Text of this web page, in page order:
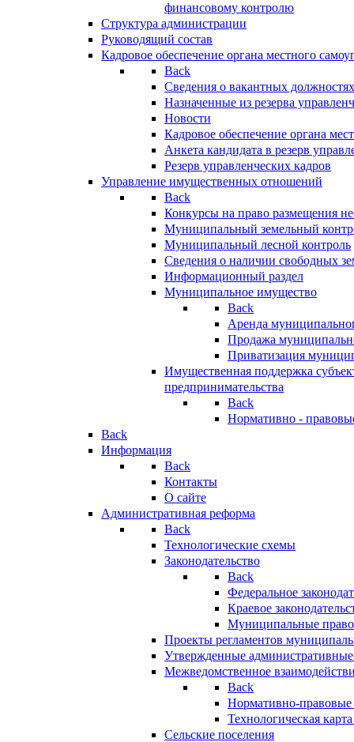
финансовому контролю
Структура администрации
Руководящий состав
Кадровое обеспечение органа местного
Back
Сведения о вакантных
Назначенные из резерва
Новости
Кадровое обеспечение органа
Анкета кандидата в резерв
Резерв управленческих кадров
Управление имущественных отношений
Back
Конкурсы на право размещения
Муниципальный земельный
Муниципальный лесной контроль
Сведения о наличии свободных
Информационный раздел
Муниципальное имущество
Back
Аренда
Продажа
Приватизация
Имущественная поддержка
предпринимательства
Back
Нормативно -
Back
Информация
Back
Контакты
О сайте
Административная реформа
Back
Технологические схемы
Законодательство
Back
Федеральное
Краевое
Муниципальные
Проекты регламентов
Утвержденные
Межведомственное
Back
Нормативно-правовые
Технологическая
Сельские поселения